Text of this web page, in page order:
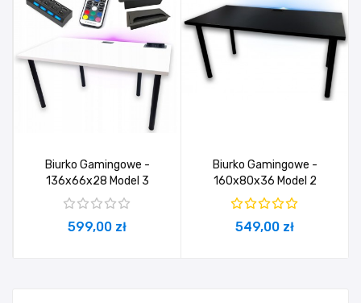
Biurko Gamingowe -
136x66x28 Model 3
599,00 zł
Biurko Gamingowe -
160x80x36 Model 2
549,00 zł